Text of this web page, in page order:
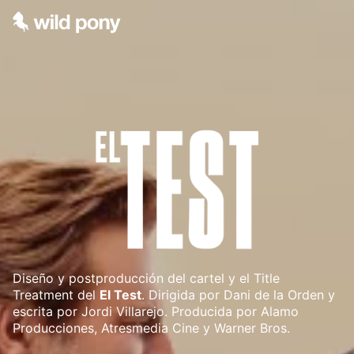
Diseño y postproducción del cartel y el Title
Treatment del El Test. Dirigida por Dani de la Orden y
escrita por Jordi Villarejo. Producida por Alamo
Producciones, Atresmedia Cine y Warner Bros.